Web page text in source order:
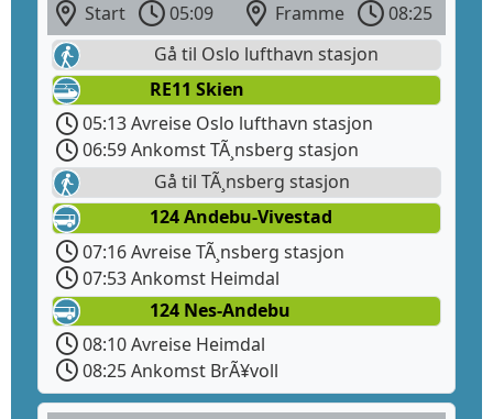
Start 05:09 Framme
08:25
Gå til Oslo lufthavn stasjon
RE11 Skien
05:13 Avreise Oslo lufthavn stasjon
06:59 Ankomst TÃ¸nsberg stasjon
Gå til TÃ¸nsberg stasjon
124 Andebu-Vivestad
07:16 Avreise TÃ¸nsberg stasjon
07:53 Ankomst Heimdal
124 Nes-Andebu
08:10 Avreise Heimdal
08:25 Ankomst BrÃ¥voll